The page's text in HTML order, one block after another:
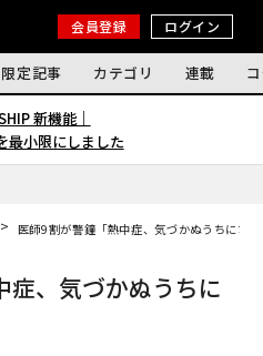
会員登録 ログイン
定記事 カテゴリ 連載
新機能｜
最小限にしました
医師9割が警鐘「熱中症、気づかぬうちに重
症、気づかぬうちに